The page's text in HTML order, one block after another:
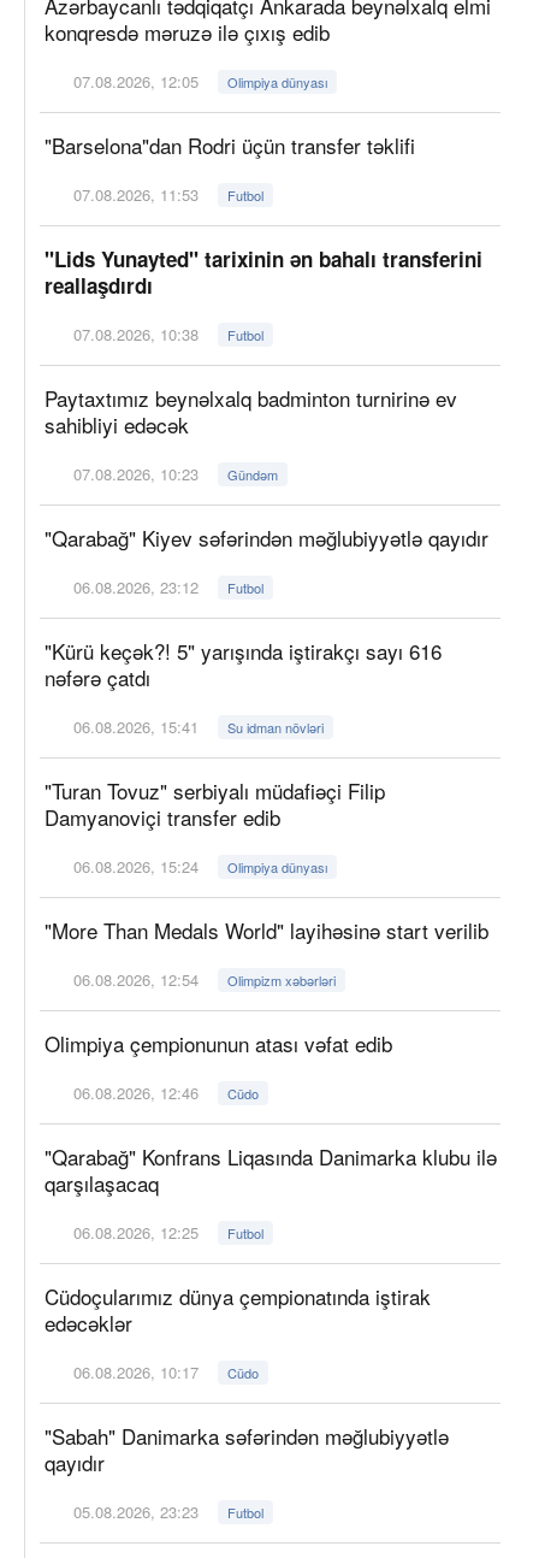
konqresdə məruzə ilə çıxış edib
07.08.2026, 12:05 Olimpiya dünyası
"Barselona"dan Rodri üçün transfer təklifi
07.08.2026, 11:53 Futbol
"Lids Yunayted" tarixinin ən bahalı transferini
reallaşdırdı
07.08.2026, 10:38 Futbol
Paytaxtımız beynəlxalq badminton turnirinə ev
sahibliyi edəcək
07.08.2026, 10:23 Gündəm
"Qarabağ" Kiyev səfərindən məğlubiyyətlə qayıdır
06.08.2026, 23:12 Futbol
"Kürü keçək?! 5" yarışında iştirakçı sayı 616
nəfərə çatdı
06.08.2026, 15:41 Su idman növləri
"Turan Tovuz" serbiyalı müdafiəçi Filip
Damyanoviçi transfer edib
06.08.2026, 15:24 Olimpiya dünyası
"More Than Medals World" layihəsinə start verilib
06.08.2026, 12:54 Olimpizm xəbərləri
Olimpiya çempionunun atası vəfat edib
06.08.2026, 12:46 Cüdo
"Qarabağ" Konfrans Liqasında Danimarka klubu ilə
qarşılaşacaq
06.08.2026, 12:25 Futbol
Cüdoçularımız dünya çempionatında iştirak
edəcəklər
06.08.2026, 10:17 Cüdo
"Sabah" Danimarka səfərindən məğlubiyyətlə
qayıdır
05.08.2026, 23:23 Futbol